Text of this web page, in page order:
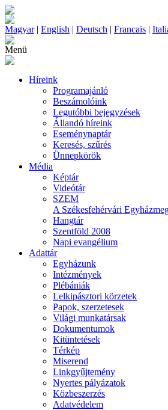
Magyar| English | Deutsch | Francais |
Menü
Híreink
Programajánló
Beszámolóink
Legutóbbi bejegyzések
Állandó híreink
Eseménynaptár
Keresés, szűrés
Ünnepkörök
Média
Képtár
Videótár
SZEM
A Székesfehérvári
Hangtár
Szentföld 2008
Napi evangélium
Adattár
Egyházunk
Intézmények
Plébániák
Lelkipásztori körzetek
Papok, szerzetesek
Világi munkatársak
Dokumentumok
Kitüntetések
Térkép
Miserend
Linkgyűjtemény
Nyertes pályázatok
Közbeszerzés
Adatvédelem